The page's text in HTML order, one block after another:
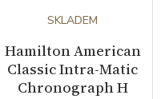
24
SKLADEM
Hamilton American
Classic Intra-Matic
Chronograph H